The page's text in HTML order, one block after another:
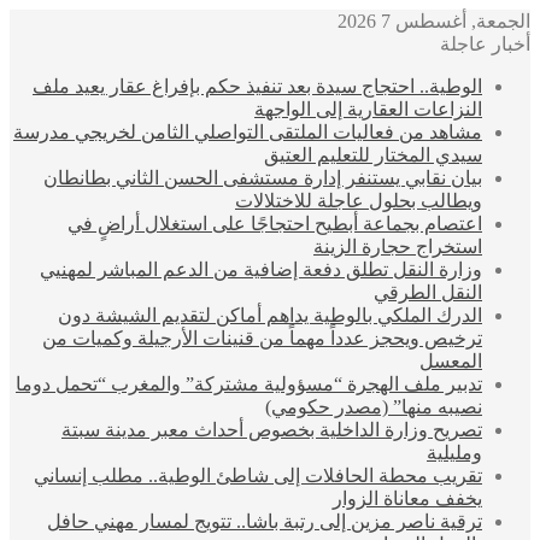
الجمعة, أغسطس 7 2026
أخبار عاجلة
الوطية.. احتجاج سيدة بعد تنفيذ حكم بإفراغ عقار يعيد ملف
النزاعات العقارية إلى الواجهة
مشاهد من فعاليات الملتقى التواصلي الثامن لخريجي مدرسة
سيدي المختار للتعليم العتيق
بيان نقابي يستنفر إدارة مستشفى الحسن الثاني بطانطان
ويطالب بحلول عاجلة للاختلالات
اعتصام بجماعة أبطيح احتجاجًا على استغلال أراضٍ في
استخراج حجارة الزينة
وزارة النقل تطلق دفعة إضافية من الدعم المباشر لمهنيي
النقل الطرقي
الدرك الملكي بالوطية يداهم أماكن لتقديم الشيشة دون
ترخيص ويحجز عدداً مهماً من قنينات الأرجيلة وكميات من
المعسل
تدبير ملف الهجرة “مسؤولية مشتركة” والمغرب “تحمل دوما
نصيبه منها” (مصدر حكومي)
تصريح وزارة الداخلية بخصوص أحداث معبر مدينة سبتة
ومليلية
تقريب محطة الحافلات إلى شاطئ الوطية.. مطلب إنساني
يخفف معاناة الزوار
ترقية ناصر مزين إلى رتبة باشا.. تتويج لمسار مهني حافل